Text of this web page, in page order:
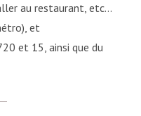
au restaurant, etc…
et
et 15, ainsi que du